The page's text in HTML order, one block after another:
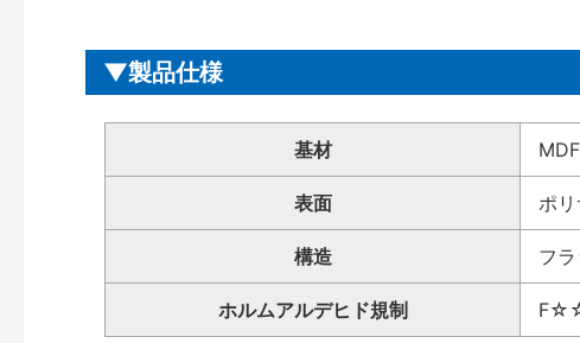
製品仕様
基材 MDF
表面 ポリ
構造 フ
ホルムアルデヒド規制